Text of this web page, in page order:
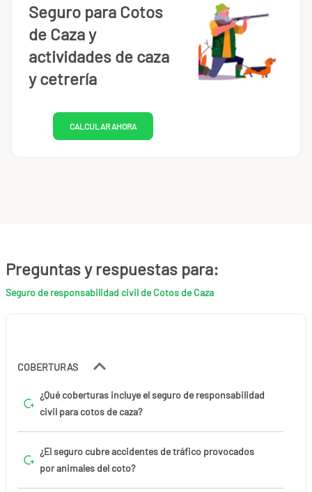
Preguntas y respuestas para:
Seguro de responsabilidad civil de Cotos de Caza
COBERTURAS
¿Qué coberturas incluye el seguro de responsabilidad
civil para cotos de caza?
¿El seguro cubre accidentes de tráfico provocados
por animales del coto?
Seguro para Cotos
de Caza y
actividades de caza
y cetrería
CALCULAR AHORA